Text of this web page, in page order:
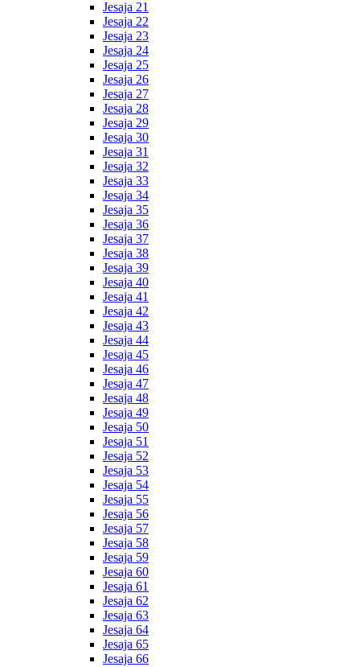
Jesaja 21
Jesaja 22
Jesaja 23
Jesaja 24
Jesaja 25
Jesaja 26
Jesaja 27
Jesaja 28
Jesaja 29
Jesaja 30
Jesaja 31
Jesaja 32
Jesaja 33
Jesaja 34
Jesaja 35
Jesaja 36
Jesaja 37
Jesaja 38
Jesaja 39
Jesaja 40
Jesaja 41
Jesaja 42
Jesaja 43
Jesaja 44
Jesaja 45
Jesaja 46
Jesaja 47
Jesaja 48
Jesaja 49
Jesaja 50
Jesaja 51
Jesaja 52
Jesaja 53
Jesaja 54
Jesaja 55
Jesaja 56
Jesaja 57
Jesaja 58
Jesaja 59
Jesaja 60
Jesaja 61
Jesaja 62
Jesaja 63
Jesaja 64
Jesaja 65
Jesaja 66